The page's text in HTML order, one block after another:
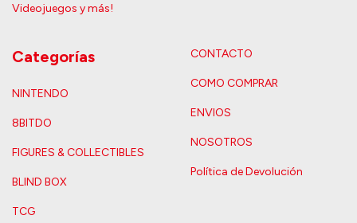
Videojuegos y más!
Categorías
NINTENDO
8BITDO
FIGURES & COLLECTIBLES
BLIND BOX
TCG
CONTACTO
COMO COMPRAR
ENVIOS
NOSOTROS
Política de Devolución